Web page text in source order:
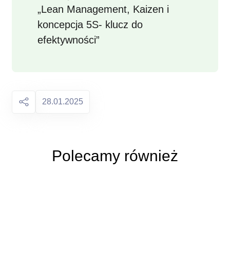
„Lean Management, Kaizen i
koncepcja 5S- klucz do
efektywności”
28.01.2025
Polecamy również